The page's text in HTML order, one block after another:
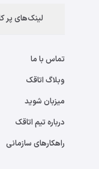
لینک‌های پر
تماس با ما
وبلاگ اتاقک
میزبان شوید
درباره تیم اتاقک
راهکارهای سازمانی